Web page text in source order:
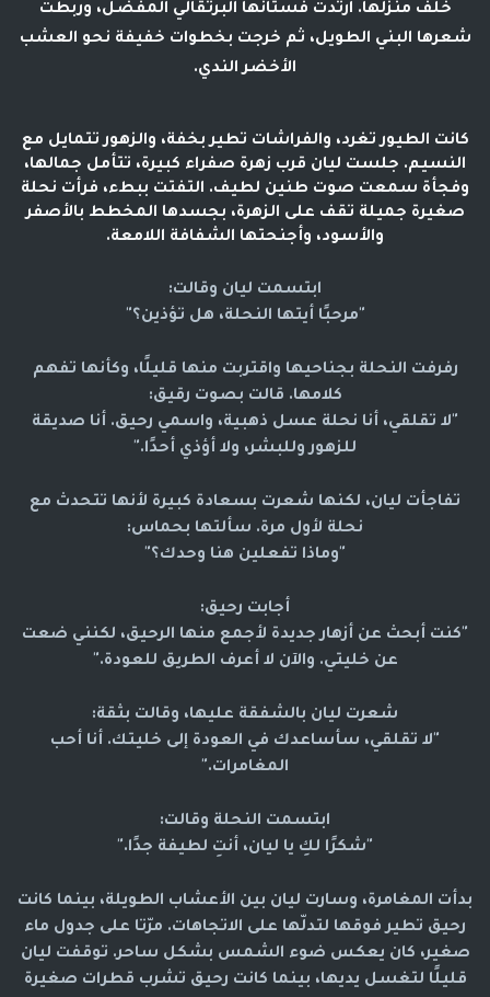
خلف منزلها. ارتدت فستانها البرتقالي المفضل، وربطت
شعرها البني الطويل، ثم خرجت بخطوات خفيفة نحو العشب
الأخضر الندي.
كانت الطيور تغرد، والفراشات تطير بخفة، والزهور تتمايل مع
النسيم. جلست ليان قرب زهرة صفراء كبيرة، تتأمل جمالها،
وفجأة سمعت صوت طنين لطيف. التفتت ببطء، فرأت نحلة
صغيرة جميلة تقف على الزهرة، بجسدها المخطط بالأصفر
والأسود، وأجنحتها الشفافة اللامعة.
ابتسمت ليان وقالت:
"مرحبًا أيتها النحلة، هل تؤذين؟"
رفرفت النحلة بجناحيها واقتربت منها قليلًا، وكأنها تفهم
كلامها. قالت بصوت رقيق:
"لا تقلقي، أنا نحلة عسل ذهبية، واسمي رحيق. أنا صديقة
للزهور وللبشر، ولا أؤذي أحدًا."
تفاجأت ليان، لكنها شعرت بسعادة كبيرة لأنها تتحدث مع
نحلة لأول مرة. سألتها بحماس:
"وماذا تفعلين هنا وحدك؟"
أجابت رحيق:
"كنت أبحث عن أزهار جديدة لأجمع منها الرحيق، لكنني ضعت
عن خليتي. والآن لا أعرف الطريق للعودة."
شعرت ليان بالشفقة عليها، وقالت بثقة:
"لا تقلقي، سأساعدك في العودة إلى خليتك. أنا أحب
المغامرات."
ابتسمت النحلة وقالت:
"شكرًا لكِ يا ليان، أنتِ لطيفة جدًا."
بدأت المغامرة، وسارت ليان بين الأعشاب الطويلة، بينما كانت
رحيق تطير فوقها لتدلّها على الاتجاهات. مرّتا على جدول ماء
صغير، كان يعكس ضوء الشمس بشكل ساحر. توقفت ليان
قليلًا لتغسل يديها، بينما كانت رحيق تشرب قطرات صغيرة